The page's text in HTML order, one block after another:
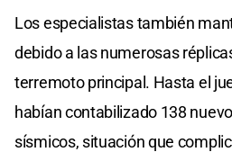
Los especialistas también
debido a las numerosas
terremoto principal. Hasta el
habían contabilizado 138
sísmicos, situación que